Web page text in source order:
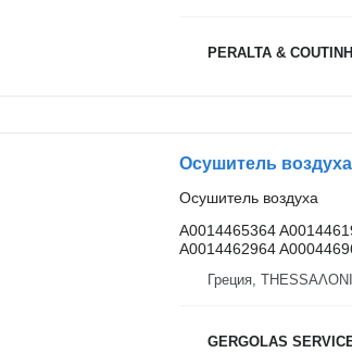
PERALTA &
Осушитель воздуха
A0014465364
A0014462964
Греция,
GERGOLAS